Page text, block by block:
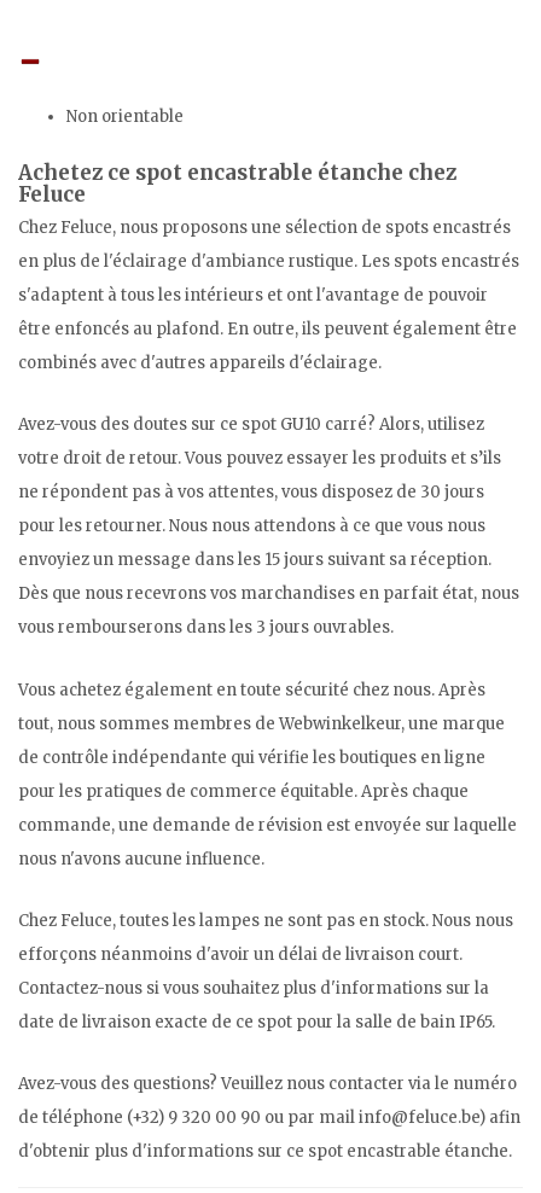
Non orientable
Achetez ce spot encastrable étanche chez
Feluce
Chez Feluce, nous proposons une sélection de spots encastrés
en plus de l'éclairage d'ambiance rustique. Les spots encastrés
s'adaptent à tous les intérieurs et ont l'avantage de pouvoir
être enfoncés au plafond. En outre, ils peuvent également être
combinés avec d'autres appareils d'éclairage.
Avez-vous des doutes sur ce spot GU10 carré? Alors, utilisez
votre droit de retour. Vous pouvez essayer les produits et s’ils
ne répondent pas à vos attentes, vous disposez de 30 jours
pour les retourner. Nous nous attendons à ce que vous nous
envoyiez un message dans les 15 jours suivant sa réception.
Dès que nous recevrons vos marchandises en parfait état, nous
vous rembourserons dans les 3 jours ouvrables.
Vous achetez également en toute sécurité chez nous. Après
tout, nous sommes membres de Webwinkelkeur, une marque
de contrôle indépendante qui vérifie les boutiques en ligne
pour les pratiques de commerce équitable. Après chaque
commande, une demande de révision est envoyée sur laquelle
nous n'avons aucune influence.
Chez Feluce, toutes les lampes ne sont pas en stock. Nous nous
efforçons néanmoins d'avoir un délai de livraison court.
Contactez-nous si vous souhaitez plus d'informations sur la
date de livraison exacte de ce spot pour la salle de bain IP65.
Avez-vous des questions? Veuillez nous contacter via le numéro
de téléphone (+32) 9 320 00 90 ou par mailinfo@feluce.be) afin
d'obtenir plus d'informations sur ce spot encastrable étanche.